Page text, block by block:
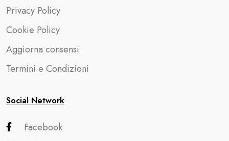
Privacy Policy
Cookie Policy
Aggiorna consensi
Termini e Condizioni
Social Network
Facebook